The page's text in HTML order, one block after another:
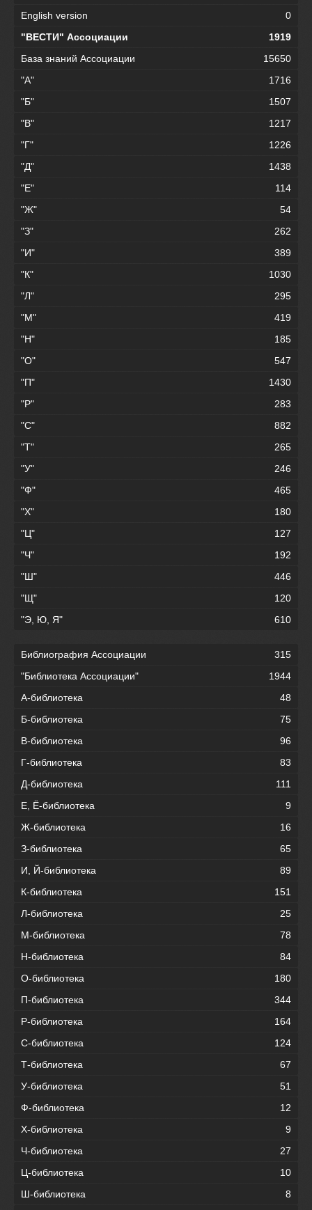
English version
0
"ВЕСТИ" Ассоциации
1919
База знаний Ассоциации
15650
"А"
1716
"Б"
1507
"В"
1217
"Г"
1226
"Д"
1438
"Е"
114
"Ж"
54
"З"
262
"И"
389
"К"
1030
"Л"
295
"М"
419
"Н"
185
"О"
547
"П"
1430
"Р"
283
"С"
882
"Т"
265
"У"
246
"Ф"
465
"Х"
180
"Ц"
127
"Ч"
192
"Ш"
446
"Щ"
120
"Э, Ю, Я"
610
Библиография Ассоциации
315
"Библиотека Ассоциации"
1944
А-библиотека
48
Б-библиотека
75
В-библиотека
96
Г-библиотека
83
Д-библиотека
111
Е, Ё-библиотека
9
Ж-библиотека
16
З-библиотека
65
И, Й-библиотека
89
К-библиотека
151
Л-библиотека
25
М-библиотека
78
Н-библиотека
84
О-библиотека
180
П-библиотека
344
Р-библиотека
164
С-библиотека
124
Т-библиотека
67
У-библиотека
51
Ф-библиотека
12
Х-библиотека
9
Ч-библиотека
27
Ц-библиотека
10
Ш-библиотека
8